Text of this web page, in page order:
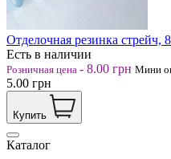
Отделочная резинка
Есть в наличии
Розничная цена - 8.00 грн Мини
5.00 грн
Купить
Каталог